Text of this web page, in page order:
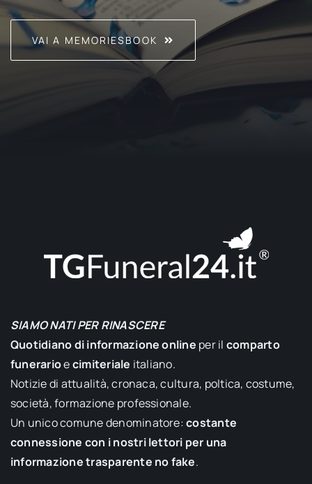
VAI A MEMORIESBOOK
SIAMO NATI PER RINASCERE
Quotidiano di informazione online per il comparto
funerarioecimiteriale italiano.
Notizie di attualità, cronaca, cultura, poltica, costume,
società, formazione professionale.
Un unico comune denominatore:costante
connessione con i nostri lettori per una
informazione trasparente no fake.